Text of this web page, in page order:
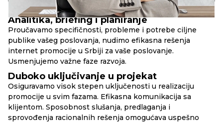
PRINCIPIRBAND
Analitika, briefing i planiranje
Proučavamo specifičnosti, probleme i potrebe ciljne
publike vašeg poslovanja, nudimo efikasna rešenja
internet promocije u Srbiji za vaše poslovanje.
Usmenjujemo važne faze razvoja.
Duboko uključivanje u projekat
Osiguravamo visok stepen uključenosti u realizaciju
promocije u svim fazama. Efikasna komunikacija sa
klijentom. Sposobnost slušanja, predlaganja i
sprovođenja racionalnih rešenja omogućava uspešno